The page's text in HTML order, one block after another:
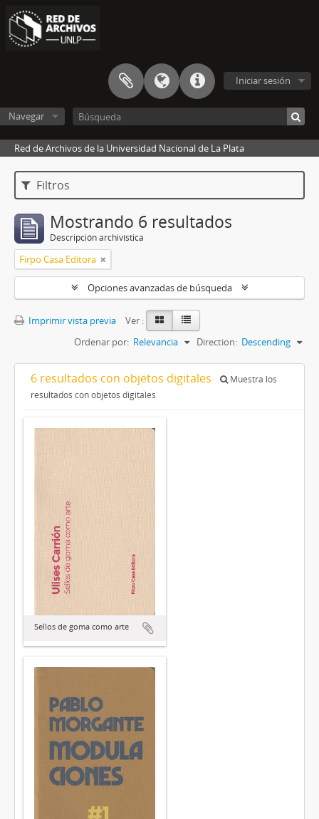
Iniciar sesión
Navegar
Red de Archivos de la Universidad Nacional de La Plata
Filtros
Mostrando 6 resultados
Descripción archivística
Firpo Casa Editora
Opciones avanzadas de búsqueda
Imprimir vista previa
Ver :
Ordenar por: Relevancia Direction: Descending
6 resultados con objetos digitales
Muestra los
resultados con objetos digitales
Sellos de goma como arte